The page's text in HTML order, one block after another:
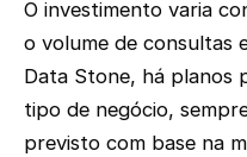
O investimento varia
o volume de consultas
Data Stone, há planos
tipo de negócio,
previsto com base na